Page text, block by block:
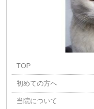
TOP
初めての方へ
当院について